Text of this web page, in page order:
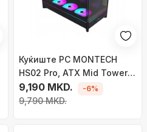
Куќиште PC MONTECH
HS02 Pro, ATX Mid Tower,
5x ARGB PWM
вентилатори, црно
9,190 MKD.
9,790 MKD.
-6%